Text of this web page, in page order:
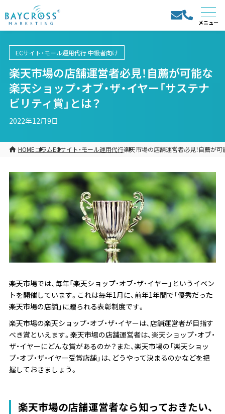
ECサイト・モール運用代行 中級者向け
楽天市場の店舗運営者必見！自薦が可能な
楽天ショップ・オブ・ザ・イヤー「サステナ
ビリティ賞」とは？
2022年12月9日
HOMEコラムECサイト・モール運用代行楽天市場の店舗運営者必見！自薦が可
楽天市場では、毎年「楽天ショップ・オブ・ザ・イヤー」というイベン
トを開催しています。これは毎年1月に、前年1年間で「優秀だった
楽天市場の店舗」に贈られる表彰制度です。
楽天市場の楽天ショップ・オブ・ザ・イヤーは、店舗運営者が目指す
べき賞といえます。楽天市場の店舗運営者は、楽天ショップ・オブ・
ザ・イヤーにどんな賞があるのか？また、楽天市場の「楽天ショッ
プ・オブ・ザ・イヤー受賞店舗」は、どうやって決まるのかなどを把
握しておきましょう。
楽天市場の店舗運営者なら知っておきたい、